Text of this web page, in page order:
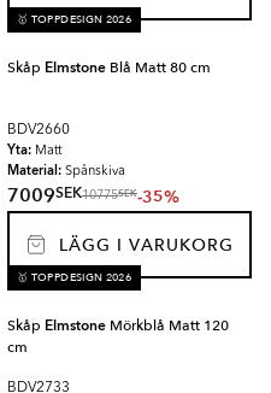
🥇 TOPPDESIGN 2026
Skåp Elmstone Blå Matt 80 cm
BDV2660
Yta: Matt
Material: Spånskiva
7009SEK10775SEK-35%
LÄGG I VARUKORG
🥇 TOPPDESIGN 2026
Skåp Elmstone Mörkblå Matt 120
cm
BDV2733